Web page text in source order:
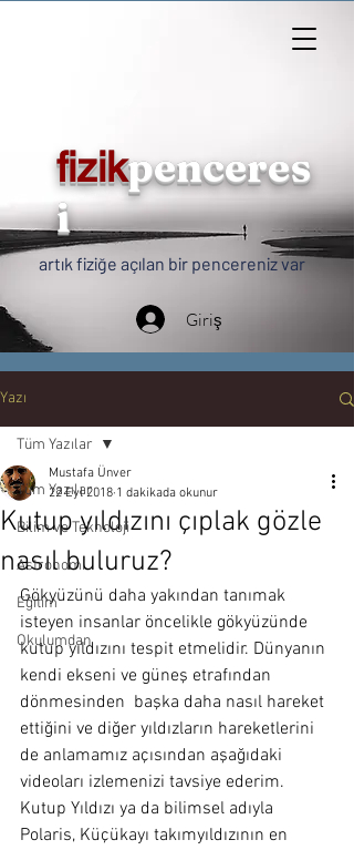
fizikpenceres
i
artık fiziğe açılan bir pencereniz var
Giriş
Yazı
Tüm Yazılar
Bilim ve Teknoloji
Astronomi
Eğitim
Okulumdan
Tüm Yazılar
Kutup yıldızını çıplak gözle
nasıl buluruz?
Mustafa Ünver
22 Eyl 2018 1 dakikada okunur
Gökyüzünü daha yakından tanımak
isteyen insanlar öncelikle gökyüzünde
kutup yıldızını tespit etmelidir. Dünyanın
kendi ekseni ve güneş etrafından
dönmesinden  başka daha nasıl hareket
ettiğini ve diğer yıldızların hareketlerini
de anlamamız açısından aşağıdaki
videoları izlemenizi tavsiye ederim.
Kutup Yıldızı ya da bilimsel adıyla
Polaris, Küçükayı takımyıldızının en